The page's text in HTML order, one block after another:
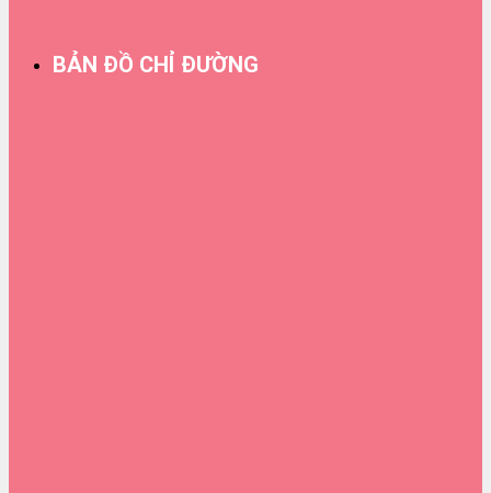
BẢN ĐỒ CHỈ ĐƯỜNG